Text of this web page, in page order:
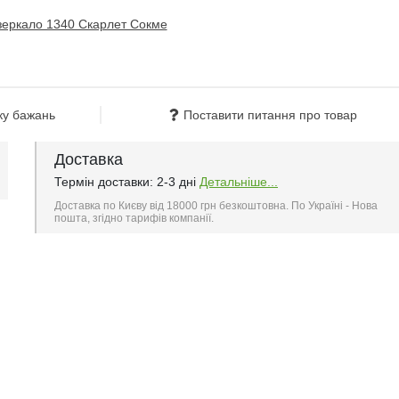
бажань Поставити питання про товар
Доставка
Термін доставки: 2-3 дні Детальніше...
Доставка по Києву від 18000 грн безкоштовна. По Україні - Нова
пошта, згідно тарифів компанії.